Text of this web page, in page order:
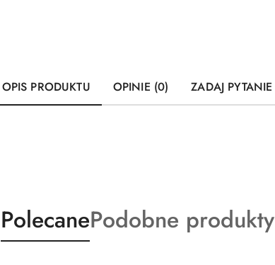
OPIS PRODUKTU OPINIE (0) ZADAJ PYTANIE
Produkty
o
PolecaneProdukty
o
Podobne produkty